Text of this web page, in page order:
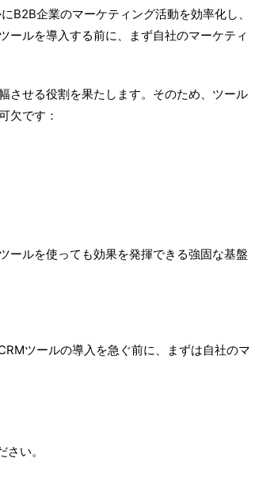
B2B企業のマーケティング活動を効率化し、
ールを導入する前に、まず自社のマーケティ
させる役割を果たします。そのため、ツール
欠です：
ールを使っても効果を発揮できる強固な基盤
ツールの導入を急ぐ前に、まずは自社のマ
い。